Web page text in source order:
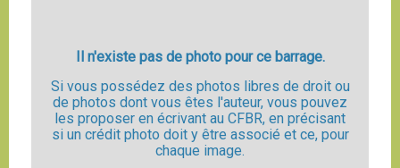
Il n'existe pas de photo pour ce barrage.
Si vous possédez des photos libres de droit ou
de photos dont vous êtes l'auteur, vous pouvez
les proposer en écrivant au CFBR, en précisant
si un crédit photo doit y être associé et ce, pour
chaque image.